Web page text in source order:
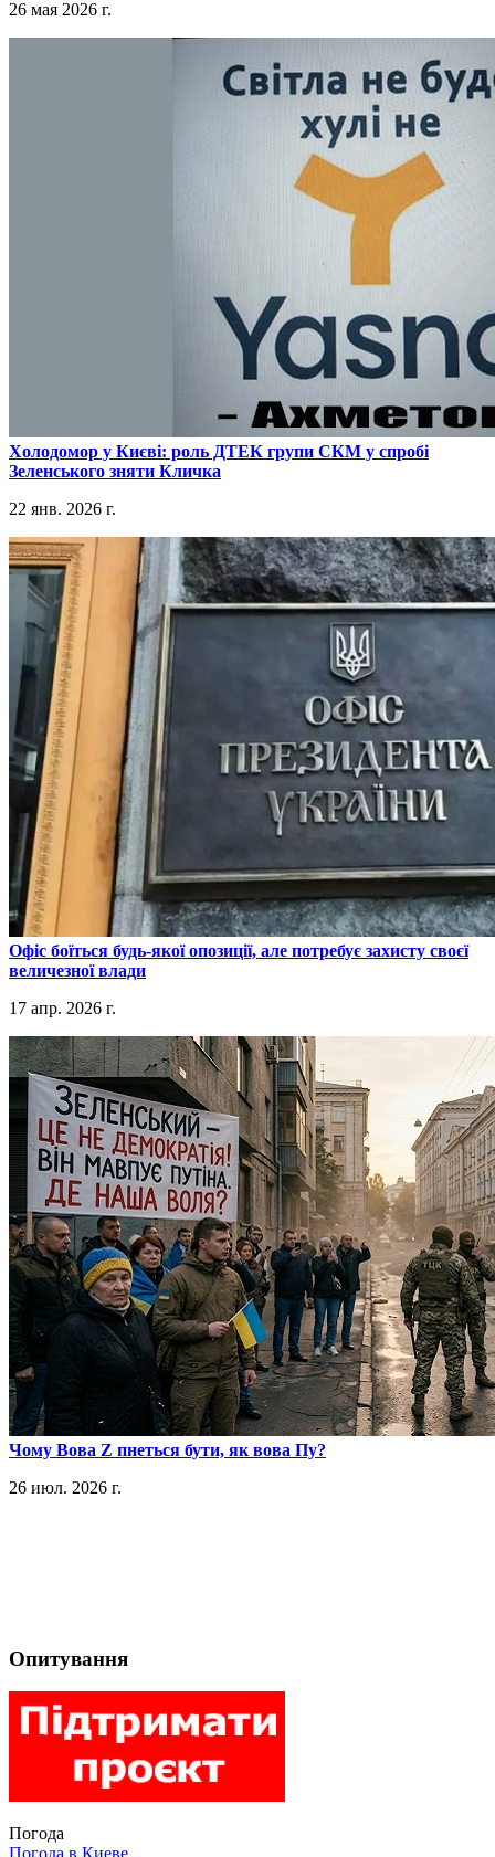
26 мая 2026 г.
​Холодомор у Києві: роль ДТЕК групи СКМ у спробі
Зеленського зняти Кличка
22 янв. 2026 г.
​Офіс боїться будь-якої опозиції, але потребує захисту своєї
величезної влади
17 апр. 2026 г.
​Чому Вова Z пнеться бути, як вова Пу?
26 июл. 2026 г.
Опитування
Погода